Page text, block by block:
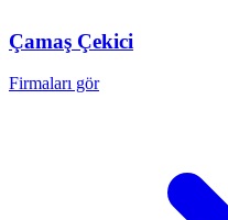
Çamaş Çekici
Firmaları gör